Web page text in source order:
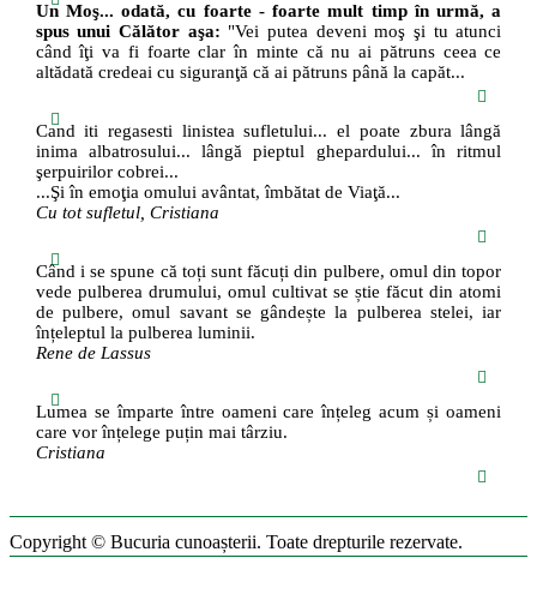
Un Moş... odată, cu foarte - foarte mult timp în urmă, a
spus unui Călător aşa: "Vei putea deveni moş şi tu atunci
când îţi va fi foarte clar în minte că nu ai pătruns ceea ce
altădată credeai cu siguranţă că ai pătruns până la capăt...
Cand iti regasesti linistea sufletului... el poate zbura lângă
inima albatrosului... lângă pieptul ghepardului... în ritmul
şerpuirilor cobrei...
...Şi în emoţia omului avântat, îmbătat de Viaţă...
Cu tot sufletul, Cristiana
Când i se spune că toți sunt făcuți din pulbere, omul din topor
vede pulberea drumului, omul cultivat se știe făcut din atomi
de pulbere, omul savant se gândește la pulberea stelei, iar
înțeleptul la pulberea luminii.
Rene de Lassus
Lumea se împarte între oameni care înțeleg acum și oameni
care vor înțelege puțin mai târziu.
Cristiana
Copyright © Bucuria cunoașterii. Toate drepturile rezervate.